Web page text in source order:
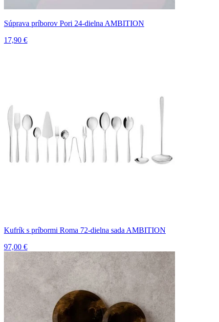
Súprava príborov Pori 24-dielna AMBITION
17,90 €
Kufrík s príbormi Roma 72-dielna sada AMBITION
97,00 €